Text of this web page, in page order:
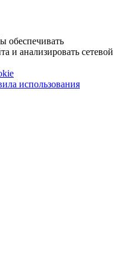
обеспечивать
и анализировать сетевой
использования